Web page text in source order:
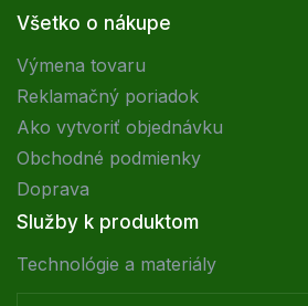
Všetko o nákupe
Výmena tovaru
Reklamačný poriadok
Ako vytvoriť objednávku
Obchodné podmienky
Doprava
Služby k produktom
Technológie a materiály